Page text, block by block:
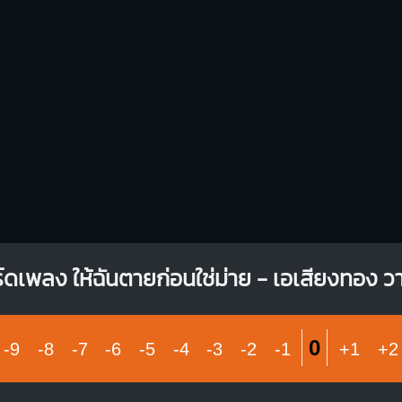
เพลง ให้ฉันตายก่อนใช่ม่าย - เอเสียงทอง ว
-9 -8 -7 -6 -5 -4 -3 -2 -1 0 +1 +2